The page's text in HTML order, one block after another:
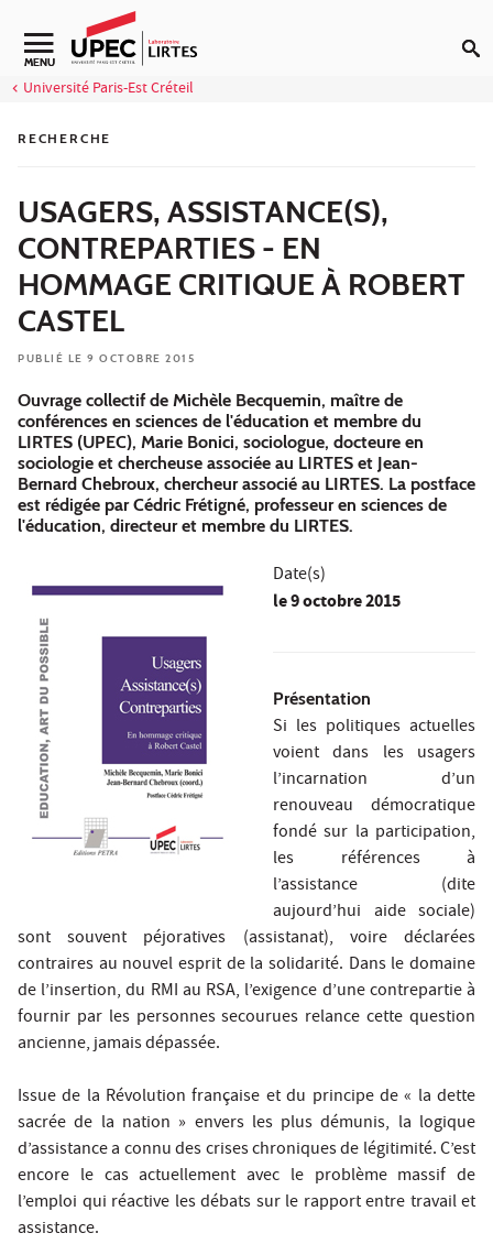
Aller au contenu
Navigation secondaire
MENU
Université Paris-Est Créteil
RECHERCHE
USAGERS, ASSISTANCE(S),
CONTREPARTIES - EN
HOMMAGE CRITIQUE À ROBERT
CASTEL
PUBLIÉ LE 9 OCTOBRE 2015
Ouvrage collectif de Michèle Becquemin, maître de
conférences en sciences de l'éducation et membre du
LIRTES (UPEC), Marie Bonici, sociologue, docteure en
sociologie et chercheuse associée au LIRTES et Jean-
Bernard Chebroux, chercheur associé au LIRTES. La postface
est rédigée par Cédric Frétigné, professeur en sciences de
l'éducation, directeur et membre du LIRTES.
Date(s)
le9 octobre 2015
Présentation
Si les politiques actuelles
voient dans les usagers
l’incarnation d’un
renouveau démocratique
fondé sur la participation,
les références à
l’assistance (dite
aujourd’hui aide sociale)
sont souvent péjoratives (assistanat), voire déclarées
contraires au nouvel esprit de la solidarité. Dans le domaine
de l’insertion, du RMI au RSA, l’exigence d’une contrepartie à
fournir par les personnes secourues relance cette question
ancienne, jamais dépassée.
Issue de la Révolution française et du principe de « la dette
sacrée de la nation » envers les plus démunis, la logique
d’assistance a connu des crises chroniques de légitimité. C’est
encore le cas actuellement avec le problème massif de
l’emploi qui réactive les débats sur le rapport entre travail et
assistance.